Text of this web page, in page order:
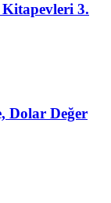
Kitapevleri 3.
Dolar Değer